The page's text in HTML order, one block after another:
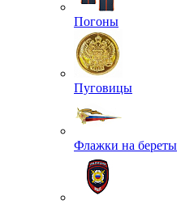
Погоны
Пуговицы
Флажки на береты